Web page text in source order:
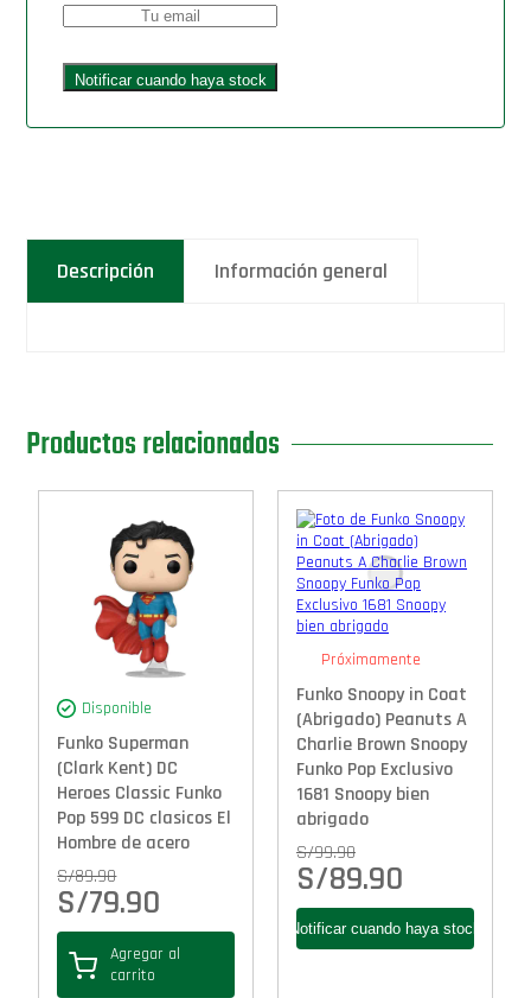
Descripción Información general
Productos relacionados
Disponible
Funko Superman
(Clark Kent) DC
Heroes Classic Funko
Pop 599 DC clasicos El
Hombre de acero
S/89.90
S/79.90
Agregar al
carrito
Próximamente
Funko Snoopy in Coat
(Abrigado) Peanuts A
Charlie Brown Snoopy
Funko Pop Exclusivo
1681 Snoopy bien
abrigado
S/99.90
S/89.90